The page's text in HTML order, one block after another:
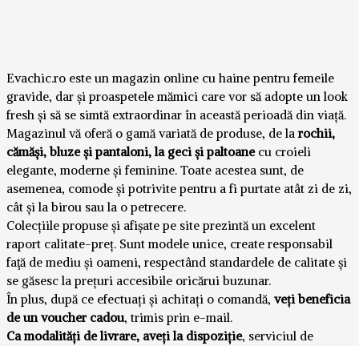
Evachic.ro este un magazin online cu haine pentru femeile
gravide, dar și proaspetele mămici care vor să adopte un look
fresh și să se simtă extraordinar în această perioadă din viață.
Magazinul vă oferă o gamă variată de produse, de larochii,
cămăşi, bluze și pantaloni, la geci și paltoanecu croieli
elegante, moderne și feminine. Toate acestea sunt, de
asemenea, comode și potrivite pentru a fi purtate atât zi de zi,
cât și la birou sau la o petrecere.
Colecțiile propuse și afișate pe site prezintă un excelent
raport calitate-preț. Sunt modele unice, create responsabil
faţă de mediu și oameni, respectând standardele de calitate și
se găsesc la prețuri accesibile oricărui buzunar.
În plus, după ce efectuați și achitați o comandă, veți beneficia
de un voucher cadou, trimis prin e-mail.
Ca modalități de livrare, aveți la dispoziție, serviciul de